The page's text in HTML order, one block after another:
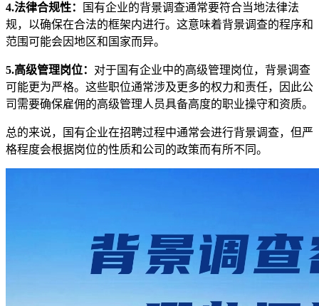
4.法律合规性：
国有企业的背景调查通常要符合当地法律法
规，以确保在合法的框架内进行。这意味着背景调查的程序和
范围可能会因地区和国家而异。
5.高级管理岗位： 对于国有企业中的高级管理岗位，背景调查
可能更为严格。这些职位通常涉及更多的权力和责任，因此公
司需要确保雇佣的高级管理人员具备高度的职业操守和资质。
总的来说，国有企业在招聘过程中通常会进行背景调查，但严
格程度会根据岗位的性质和公司的政策而有所不同。